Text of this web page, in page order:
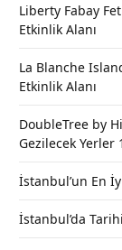
Liberty Fabay
Etkinlik Alanı
La Blanche
Etkinlik Alanı
DoubleTree by
Gezilecek Yerler
İstanbul’un En
İstanbul’da